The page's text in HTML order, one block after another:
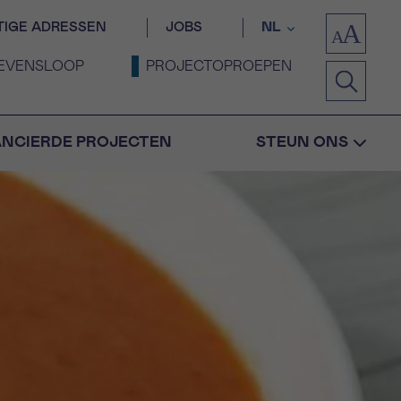
ADRESSEN JOBS NL
PROJECTOPROEPEN
PROJECTEN STEUN ONS